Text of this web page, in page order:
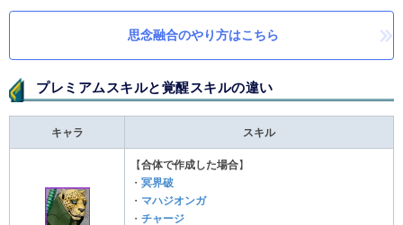
思念融合のやり方はこちら
プレミアムスキルと覚醒スキルの違い
キャラ スキル
【合体で作成した場合】
・ 冥界破
・ マハジオンガ
・ チャージ